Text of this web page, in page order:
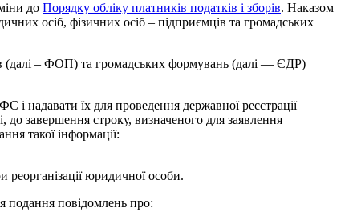
до Порядку обліку платників податків і зборів. Наказом
осіб, фізичних осіб – підприємців та громадських
(далі – ФОП) та громадських формувань (далі — ЄДР)
і надавати їх для проведення державної реєстрації
завершення строку, визначеного для заявлення
такої інформації:
юридичної особи.
подання повідомлень про: